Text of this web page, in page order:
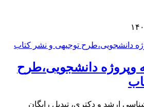
وپروژه دانشجویی،طرح
ارشد و دکتری، تبدیل رایگان